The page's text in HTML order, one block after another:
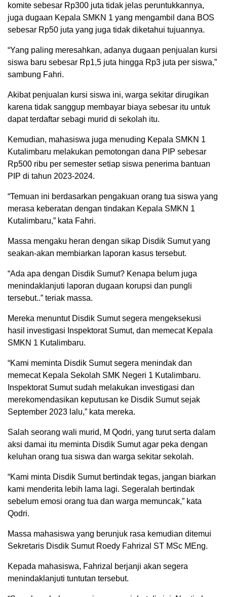
komite sebesar Rp300 juta tidak jelas peruntukkannya,
juga dugaan Kepala SMKN 1 yang mengambil dana BOS
sebesar Rp50 juta yang juga tidak diketahui tujuannya.
“Yang paling meresahkan, adanya dugaan penjualan kursi
siswa baru sebesar Rp1,5 juta hingga Rp3 juta per siswa,”
sambung Fahri.
Akibat penjualan kursi siswa ini, warga sekitar dirugikan
karena tidak sanggup membayar biaya sebesar itu untuk
dapat terdaftar sebagi murid di sekolah itu.
Kemudian, mahasiswa juga menuding Kepala SMKN 1
Kutalimbaru melakukan pemotongan dana PIP sebesar
Rp500 ribu per semester setiap siswa penerima bantuan
PIP di tahun 2023-2024.
“Temuan ini berdasarkan pengakuan orang tua siswa yang
merasa keberatan dengan tindakan Kepala SMKN 1
Kutalimbaru,” kata Fahri.
Massa mengaku heran dengan sikap Disdik Sumut yang
seakan-akan membiarkan laporan kasus tersebut.
“Ada apa dengan Disdik Sumut? Kenapa belum juga
menindaklanjuti laporan dugaan korupsi dan pungli
tersebut..” teriak massa.
Mereka menuntut Disdik Sumut segera mengeksekusi
hasil investigasi Inspektorat Sumut, dan memecat Kepala
SMKN 1 Kutalimbaru.
“Kami meminta Disdik Sumut segera menindak dan
memecat Kepala Sekolah SMK Negeri 1 Kutalimbaru.
Inspektorat Sumut sudah melakukan investigasi dan
merekomendasikan keputusan ke Disdik Sumut sejak
September 2023 lalu,” kata mereka.
Salah seorang wali murid, M Qodri, yang turut serta dalam
aksi damai itu meminta Disdik Sumut agar peka dengan
keluhan orang tua siswa dan warga sekitar sekolah.
“Kami minta Disdik Sumut bertindak tegas, jangan biarkan
kami menderita lebih lama lagi. Segeralah bertindak
sebelum emosi orang tua dan warga memuncak,” kata
Qodri.
Massa mahasiswa yang berunjuk rasa kemudian ditemui
Sekretaris Disdik Sumut Roedy Fahrizal ST MSc MEng.
Kepada mahasiswa, Fahrizal berjanji akan segera
menindaklanjuti tuntutan tersebut.